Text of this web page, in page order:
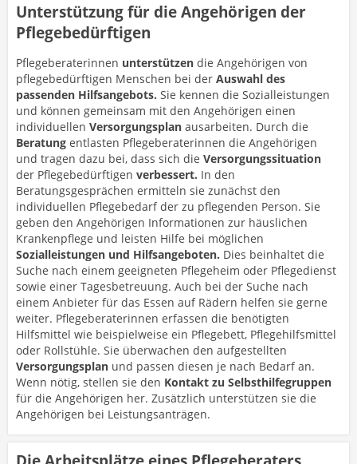
Unterstützung für die Angehörigen der
Pflegebedürftigen
Pflegeberaterinnen unterstützen die Angehörigen von
pflegebedürftigen Menschen bei der Auswahl des
passenden Hilfsangebots. Sie kennen die Sozialleistungen
und können gemeinsam mit den Angehörigen einen
individuellen Versorgungsplan ausarbeiten. Durch die
Beratung entlasten Pflegeberaterinnen die Angehörigen
und tragen dazu bei, dass sich die Versorgungssituation
der Pflegebedürftigen verbessert. In den
Beratungsgesprächen ermitteln sie zunächst den
individuellen Pflegebedarf der zu pflegenden Person. Sie
geben den Angehörigen Informationen zur häuslichen
Krankenpflege und leisten Hilfe bei möglichen
Sozialleistungen und Hilfsangeboten. Dies beinhaltet die
Suche nach einem geeigneten Pflegeheim oder Pflegedienst
sowie einer Tagesbetreuung. Auch bei der Suche nach
einem Anbieter für das Essen auf Rädern helfen sie gerne
weiter. Pflegeberaterinnen erfassen die benötigten
Hilfsmittel wie beispielweise ein Pflegebett, Pflegehilfsmittel
oder Rollstühle. Sie überwachen den aufgestellten
Versorgungsplan und passen diesen je nach Bedarf an.
Wenn nötig, stellen sie den Kontakt zu Selbsthilfegruppen
für die Angehörigen her. Zusätzlich unterstützen sie die
Angehörigen bei Leistungsanträgen.